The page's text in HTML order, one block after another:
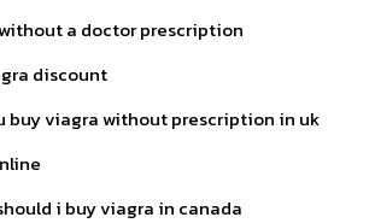
a doctor prescription
discount
buy viagra without prescription in uk
i buy viagra in canada